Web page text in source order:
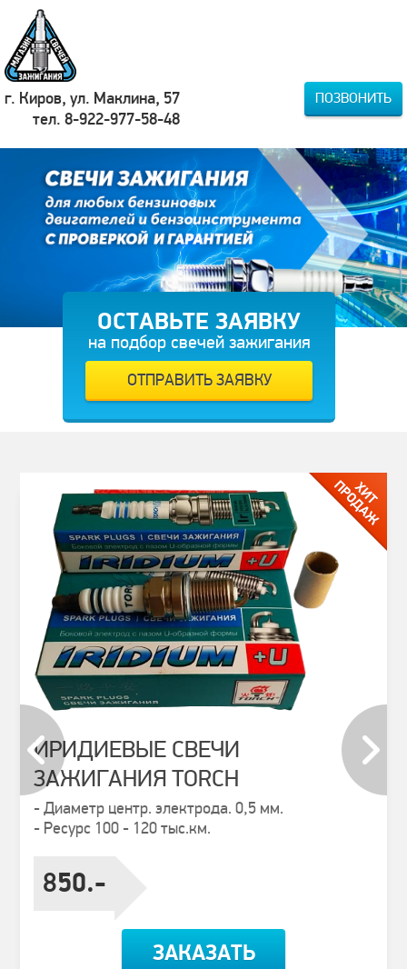
г. Киров, ул. Маклина, 57
тел. 8-922-977-58-48
ПОЗВОНИТЬ
ОСТАВЬТЕ ЗАЯВКУ
на подбор свечей зажигания
ИРИДИЕВЫЕ СВЕЧИ
ЗАЖИГАНИЯ TORCH
- Диаметр центр. электрода. 0,5 мм.
- Ресурс 100 - 120 тыс.км.
850.-
ЗАКАЗАТЬ
prev